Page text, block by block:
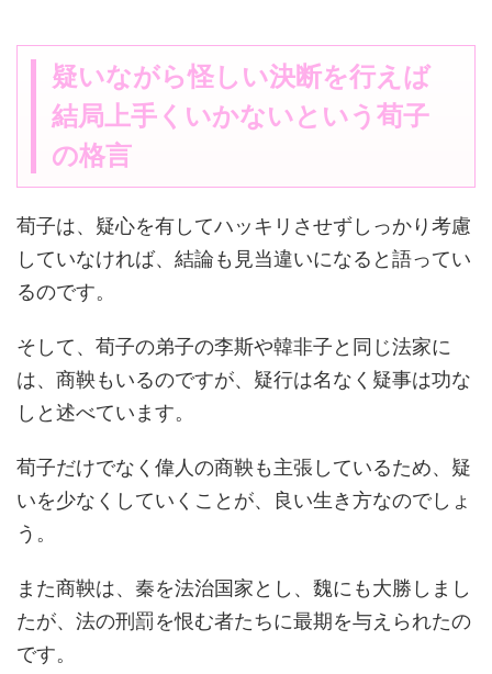
疑いながら怪しい決断を行えば
結局上手くいかないという荀子
の格言
荀子は、疑心を有してハッキリさせずしっかり考慮
していなければ、結論も見当違いになると語ってい
るのです。
そして、荀子の弟子の李斯や韓非子と同じ法家に
は、商鞅もいるのですが、疑行は名なく疑事は功な
しと述べています。
荀子だけでなく偉人の商鞅も主張しているため、疑
いを少なくしていくことが、良い生き方なのでしょ
う。
また商鞅は、秦を法治国家とし、魏にも大勝しまし
たが、法の刑罰を恨む者たちに最期を与えられたの
です。